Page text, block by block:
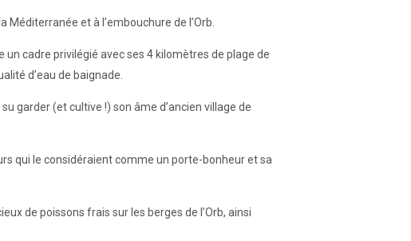
et à l’embouchure de l’Orb.
un cadre privilégié avec ses 4 kilomètres de plage de
d’eau de baignade.
garder (et cultive !) son âme d’ancien village de
qui le considéraient comme un porte-bonheur et sa
de poissons frais sur les berges de l’Orb, ainsi